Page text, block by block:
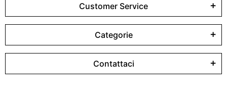
Customer Service
Categorie
Contattaci